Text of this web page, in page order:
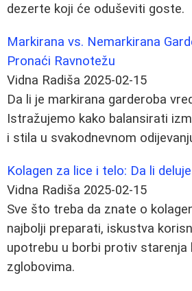
dezerte koji će oduševiti goste.
Markirana vs. Nemarkirana
Pronaći Ravnotežu
Vidna Radiša 2025-02-15
Da li je markirana garderoba
Istražujemo kako balansirati
i stila u svakodnevnom
Kolagen za lice i telo: Da li
Vidna Radiša 2025-02-15
Sve što treba da znate o
najbolji preparati, iskustva
upotrebu u borbi protiv starenja
zglobovima.